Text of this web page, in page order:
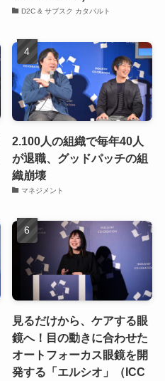
D2C & サブスク カタパルト
2.100人の組織で毎年40人
が退職、グッドパッチの組
織崩壊
マネジメント
見るだけから、ケアする眼
鏡へ！目の動きに合わせた
オートフォーカス眼鏡を開
発する「エルシオ」（ICC